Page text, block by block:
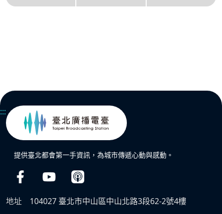
:::
提供臺北都會第一手資訊，為城市傳遞心動與感動。
地址
104027 臺北市中山區中山北路3段62-2號4樓